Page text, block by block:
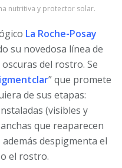
nutritiva y protector solar.
La Roche-Posay
su novedosa línea de
del rostro. Se
” que promete
de sus etapas:
(visibles y
que reaparecen
despigmenta el
el rostro.